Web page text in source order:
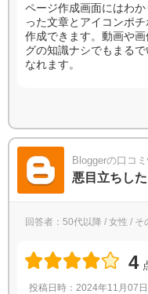
ページ作成画面にはわ
った文章とアイコンポ
作成できます。動画や
グの知識ナシでもまる
なれます。
Bloggerの口コ
悪目立ちし
回答者：50代以降 / 女性 /
4
投稿日時：2024年11月07日